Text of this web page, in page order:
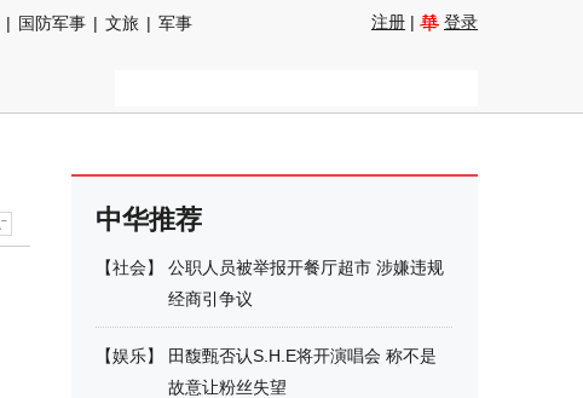
| 国防军事 | 文旅 | 军事
注册 | 登录
中华推荐
【社会】
公职人员被举报开餐厅超市 涉嫌违规
经商引争议
【娱乐】
田馥甄否认S.H.E将开演唱会 称不是
故意让粉丝失望